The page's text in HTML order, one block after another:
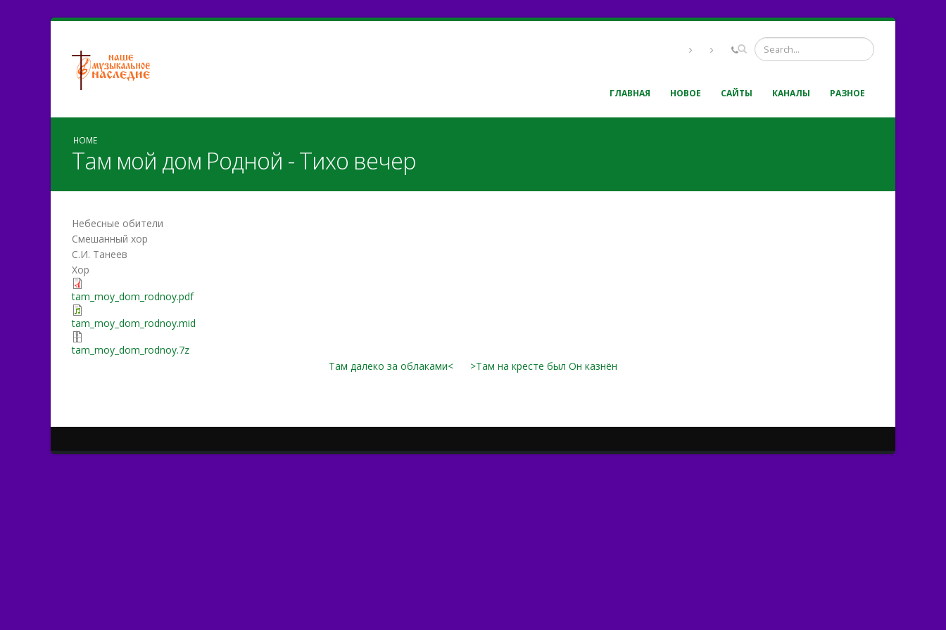
ГЛАВНАЯ НОВОЕ САЙТЫ КАНАЛЫ РАЗНОЕ
HOME
Там мой дом Родной - Тихо вечер
Небесные обители
Смешанный хор
С.И. Танеев
Хор
tam_moy_dom_rodnoy.pdf
tam_moy_dom_rodnoy.mid
tam_moy_dom_rodnoy.7z
Там далеко за облаками<
>Там на кресте был Он казнён